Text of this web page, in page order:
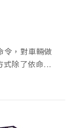
令，對車輛做
式除了依命...